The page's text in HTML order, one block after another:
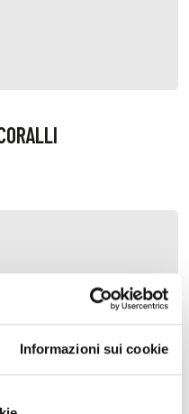
Informazioni sui cookie